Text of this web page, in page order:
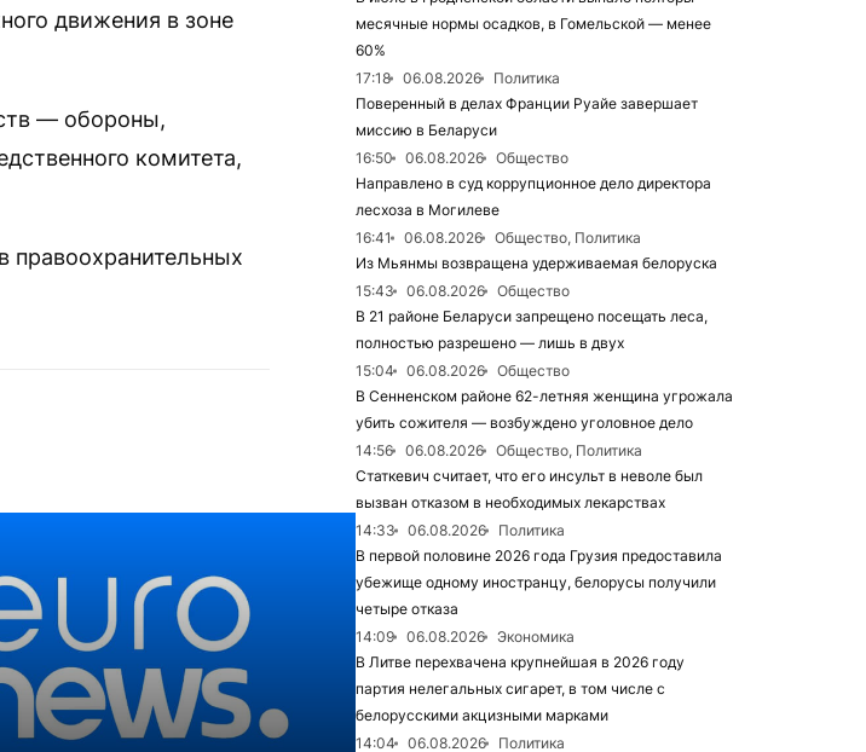
движения в зоне
— обороны,
комитета,
правоохранительных
месячные нормы осадков, в Гомельской — менее
60%
17:18
06.08.2026
Политика
Поверенный в делах Франции Руайе завершает
миссию в Беларуси
16:50
06.08.2026
Общество
Направлено в суд коррупционное дело директора
лесхоза в Могилеве
16:41
06.08.2026
Общество, Политика
Из Мьянмы возвращена удерживаемая белоруска
15:43
06.08.2026
Общество
В 21 районе Беларуси запрещено посещать леса,
полностью разрешено — лишь в двух
15:04
06.08.2026
Общество
В Сенненском районе 62-летняя женщина угрожала
убить сожителя — возбуждено уголовное дело
14:56
06.08.2026
Общество, Политика
Статкевич считает, что его инсульт в неволе был
вызван отказом в необходимых лекарствах
14:33
06.08.2026
Политика
В первой половине 2026 года Грузия предоставила
убежище одному иностранцу, белорусы получили
четыре отказа
14:09
06.08.2026
Экономика
В Литве перехвачена крупнейшая в 2026 году
партия нелегальных сигарет, в том числе с
белорусскими акцизными марками
14:04
06.08.2026
Политика